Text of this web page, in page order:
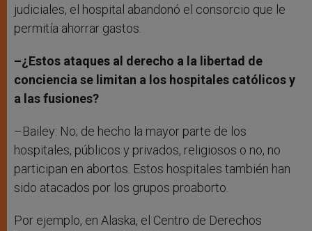
judiciales, el hospital abandonó el consorcio que le
permitía ahorrar gastos.
–¿Estos ataques al derecho a la libertad de
conciencia se limitan a los hospitales católicos y
a las fusiones?
–Bailey: No; de hecho la mayor parte de los
hospitales, públicos y privados, religiosos o no, no
participan en abortos. Estos hospitales también han
sido atacados por los grupos proaborto.
Por ejemplo, en Alaska, el Centro de Derechos